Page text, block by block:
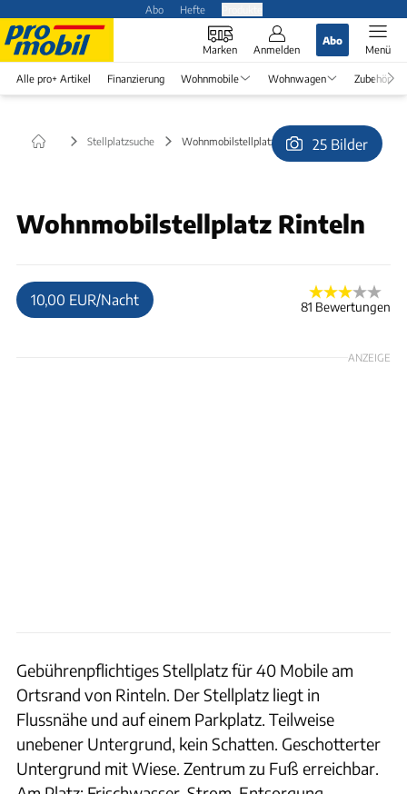
Abo Hefte
Marken Anmelden
Abo
Menü
Alle pro+ Artikel Finanzierung Wohnmobile Wohnwagen Zubehör
Stellplatzsuche Wohnmobilstellplatz Rinteln in Rinteln
25 Bilder
Wohnmobilstellplatz Rinteln
10,00 EUR/Nacht 81 Bewertungen
ANZEIGE
Gebührenpflichtiges Stellplatz für 40 Mobile am
Ortsrand von Rinteln. Der Stellplatz liegt in
Flussnähe und auf einem Parkplatz. Teilweise
unebener Untergrund, kein Schatten. Geschotterter
Untergrund mit Wiese. Zentrum zu Fuß erreichbar.